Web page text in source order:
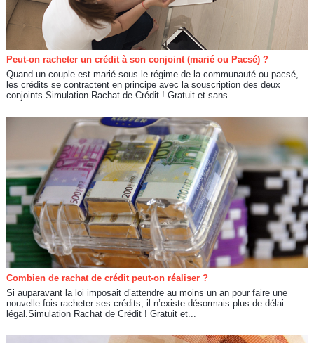
Peut-on racheter un crédit à son conjoint (marié ou Pacsé) ?
Quand un couple est marié sous le régime de la communauté ou pacsé,
les crédits se contractent en principe avec la souscription des deux
conjoints.Simulation Rachat de Crédit ! Gratuit et sans...
Combien de rachat de crédit peut-on réaliser ?
Si auparavant la loi imposait d’attendre au moins un an pour faire une
nouvelle fois racheter ses crédits, il n’existe désormais plus de délai
légal.Simulation Rachat de Crédit ! Gratuit et...